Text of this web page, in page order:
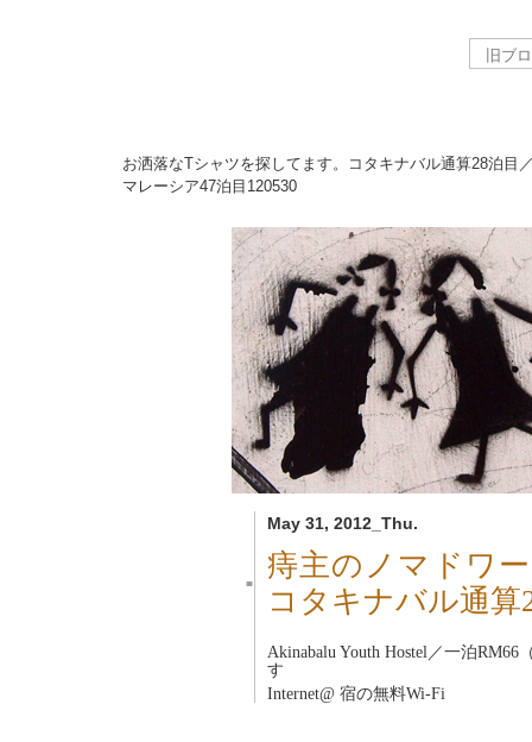
お洒落なTシャツを探してます。コタキナバル通算28泊目
マレーシア47泊目 120530
May 31, 2012_Thu.
■
痔主のノマドワ
コタキナバル通算
Akinabalu Youth Hostel ／一泊RM66
す
Internet@ 宿の無料Wi-Fi